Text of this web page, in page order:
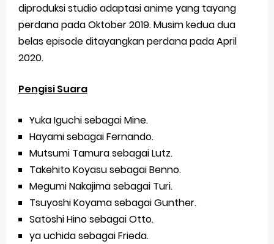
diproduksi studio adaptasi anime yang tayang
perdana pada Oktober 2019. Musim kedua dua
belas episode ditayangkan perdana pada April
2020.
Pengisi Suara
Yuka Iguchi sebagai Mine.
Hayami sebagai Fernando.
Mutsumi Tamura sebagai Lutz.
Takehito Koyasu sebagai Benno.
Megumi Nakajima sebagai Turi.
Tsuyoshi Koyama sebagai Gunther.
Satoshi Hino sebagai Otto.
ya uchida sebagai Frieda.